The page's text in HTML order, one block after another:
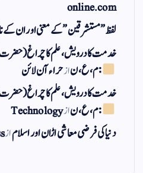
online.com
لفظ ” مستشرقین ” کے معنی اور ان کے
خدمت کا درویش، علم کا چراغ(حضرت
: م ، ع ، نازحراء آن لائن
خدمت کا درویش، علم کا چراغ(حضرت
: م ، ع ، نازTechnology
دنیا کی فرضی معاشی اڑان اور اسلاماز